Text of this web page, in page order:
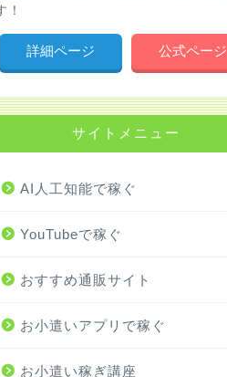
！
詳細ページ 公式ページ
サイトメニュー
AI人工知能で稼ぐ
YouTubeで稼ぐ
おすすめ通販サイト
お小遣いアプリで稼ぐ
お小遣い稼ぎ講座